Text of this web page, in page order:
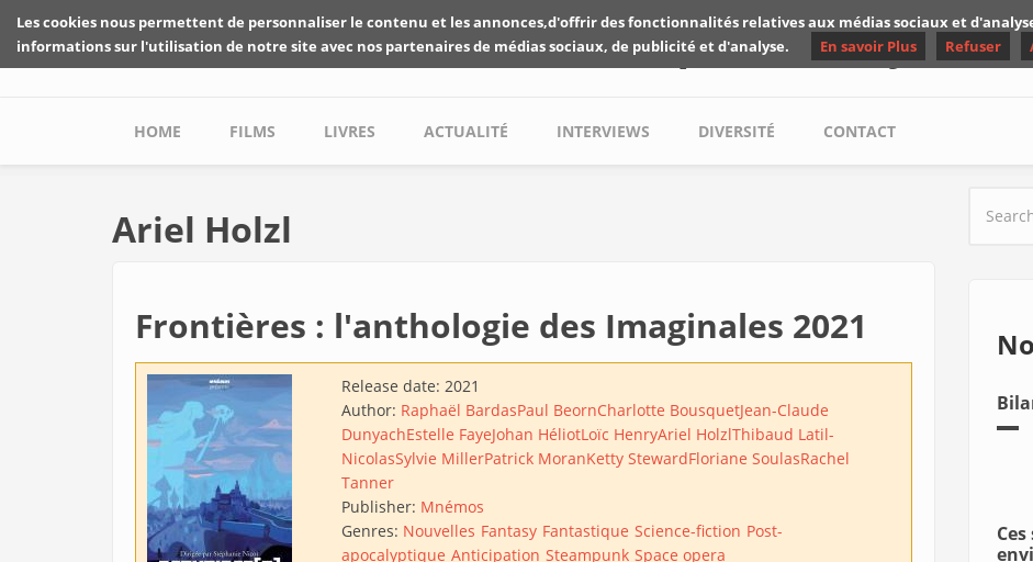
Skip to main content
Les critiques de Yuyine
Main menu
HOME FILMS LIVRES ACTUALITÉ INTERVIEWS DIVERSITÉ CONTACT
Ariel Holzl
Frontières : l'anthologie des Imaginales 2021
Release date: 2021
Author: Raphaël BardasPaul BeornCharlotte BousquetJean-Claude
DunyachEstelle FayeJohan HéliotLoïc HenryAriel HolzlThibaud Latil-
NicolasSylvie MillerPatrick MoranKetty StewardFloriane SoulasRachel
Tanner
Publisher: Mnémos
Genres: Nouvelles Fantasy Fantastique Science-fiction Post-
apocalyptique Anticipation Steampunk Space opera
Les cookies nous permettent de personnaliser le contenu et les annonces,d'offrir des fonctionnalités relatives aux médias sociaux et
informations sur l'utilisation de notre site avec nos partenaires de médias sociaux, de publicité et d'analyse.
En savoir Plus Refuser